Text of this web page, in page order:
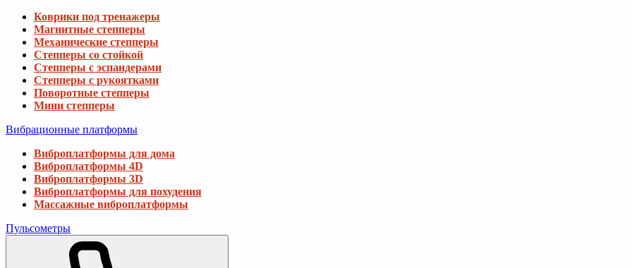
Коврики под тренажеры
Магнитные степперы
Механические степперы
Степперы со стойкой
Степперы с эспандерами
Степперы с рукоятками
Поворотные степперы
Мини степперы
Вибрационные платформы
Виброплатформы для дома
Виброплатформы 4D
Виброплатформы 3D
Виброплатформы для похудения
Массажные виброплатформы
Пульсометры